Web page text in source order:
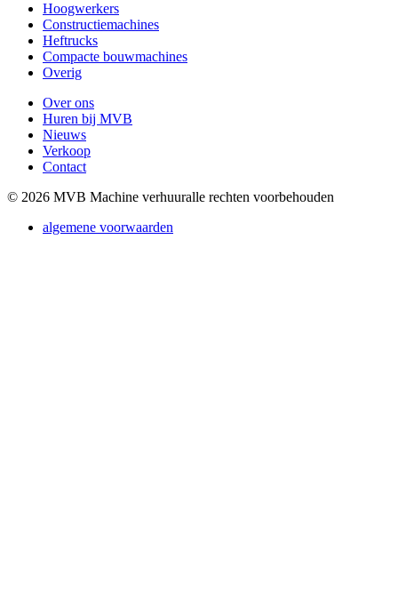
Hoogwerkers
Constructiemachines
Heftrucks
Compacte bouwmachines
Overig
Over ons
Huren bij MVB
Nieuws
Verkoop
Contact
© 2026 MVB Machine verhuuralle rechten voorbehouden
algemene voorwaarden